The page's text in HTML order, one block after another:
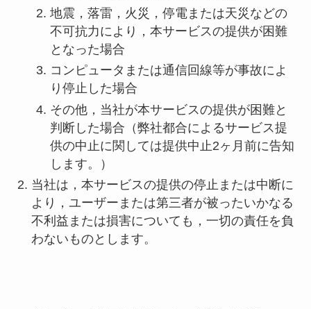
地震，落雷，火災，停電または天災などの
不可抗力により，本サービスの提供が困難
となった場合
コンピュータまたは通信回線等が事故によ
り停止した場合
その他，当社が本サービスの提供が困難と
判断した場合（弊社都合によるサービス提
供の中止に関しては提供中止2ヶ月前に告知
します。）
当社は，本サービスの提供の停止または中断に
より，ユーザーまたは第三者が被ったいかなる
不利益または損害についても，一切の責任を負
わないものとします。